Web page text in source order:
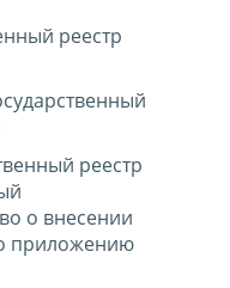
реестр
реестр
о внесении
приложению